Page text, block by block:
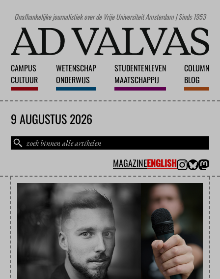
Onafhankelijke journalistiek over de Vrije Universiteit Amsterdam | Sinds 1953
CAMPUS
CULTUUR
WETENSCHAP
ONDERWIJS
STUDENTENLEVEN
MAATSCHAPPIJ
COLUMN
BLOG
9 AUGUSTUS 2026
MAGAZINEENGLISH